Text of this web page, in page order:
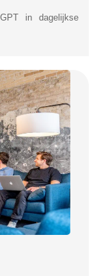
in dagelijkse